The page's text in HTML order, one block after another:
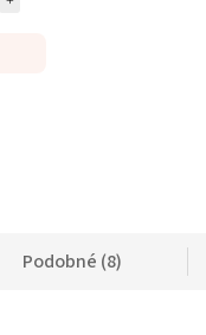
Podobné (8)